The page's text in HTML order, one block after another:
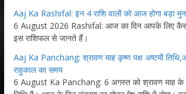
Aaj Ka Rashifal: इन 4 राशि वालों को आज होगा बड़ा
6 August 2026 Rashifal: आज का दिन आपके लिए
इस राशिफल से जानते हैं।
Aaj Ka Panchang: श्रावण माह कृष्ण पक्ष अष्टमी
राहुकाल का समय
6 August Ka Panchang: 6 अगस्त को श्रावण माह के